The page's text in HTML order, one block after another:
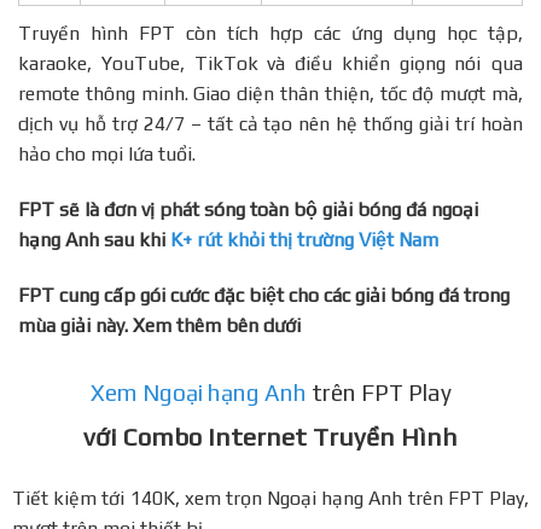
Truyền hình FPT còn tích hợp các ứng dụng học tập,
karaoke, YouTube, TikTok và điều khiển giọng nói qua
remote thông minh. Giao diện thân thiện, tốc độ mượt mà,
dịch vụ hỗ trợ 24/7 – tất cả tạo nên hệ thống giải trí hoàn
hảo cho mọi lứa tuổi.
FPT sẽ là đơn vị phát sóng toàn bộ giải bóng đá ngoại
hạng Anh sau khi K+ rút khỏi thị trường Việt Nam
FPT cung cấp gói cước đặc biệt cho các giải bóng đá trong
mùa giải này. Xem thêm bên dưới
Xem Ngoại hạng Anh trên FPT Play
với Combo Internet Truyền Hình
Tiết kiệm tới 140K, xem trọn Ngoại hạng Anh trên FPT Play,